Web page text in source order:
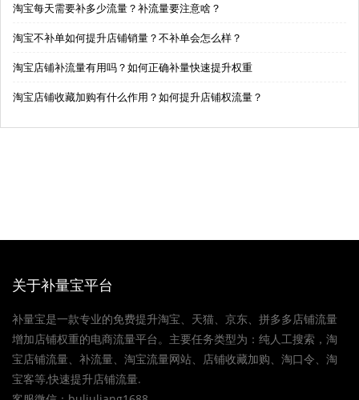
淘宝每天需要补多少流量？补流量要注意啥？
淘宝不补单如何提升店铺销量？不补单会怎么样？
淘宝店铺补流量有用吗？如何正确补量快速提升权重
淘宝店铺收藏加购有什么作用？如何提升店铺权流量？
关于补量宝平台
补量宝是一款专业的免费提升淘宝、天猫、京东、拼多多店铺流量
增加店铺权重的电商流量平台。主要任务类型为：纯人工搜索，淘
宝店铺流量、补流量、淘宝流量网站、店铺收藏加购、淘口令、淘
宝客等,快速提升店铺流量.